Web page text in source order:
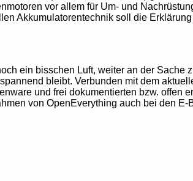
vor allem für Um- und
Akkumulatorentechnik soll die
ein bisschen Luft, weiter an der Sache
bleibt. Verbunden mit dem
und frei dokumentierten bzw. offen
von OpenEverything auch bei den E-